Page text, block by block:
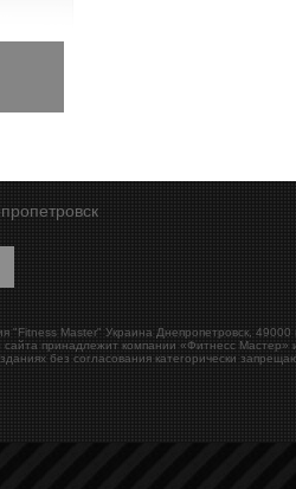
"Fitness Master" Украина Днепропетровск 49000
принадлежит компании «Фитнесс Мастер»
без согласования категорически